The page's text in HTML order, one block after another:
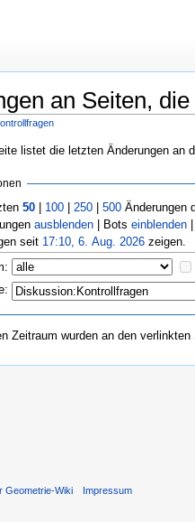
an Seiten,
listet die letzten Änderungen an
50| 100| 250| 500Änderungen
ausblenden| Bots einblenden|
seit 17:10, 6. Aug. 2026zeigen.
Zeitraum wurden an den
Geometrie-Wiki Impressum